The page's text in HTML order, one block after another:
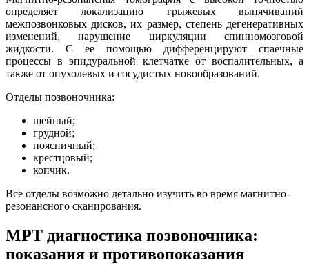
определяет локализацию грыжевых выпячиваний
межпозвонковых дисков, их размер, степень дегенеративных
изменений, нарушение циркуляции спинномозговой
жидкости. С ее помощью дифференцируют спаечные
процессы в эпидуральной клетчатке от воспалительных, а
также от опухолевых и сосудистых новообразований.
Отделы позвоночника:
шейный;
грудной;
поясничный;
крестцовый;
копчик.
Все отделы возможно детально изучить во время магнитно-
резонансного сканирования.
МРТ диагностика позвоночника:
показания и противопоказания